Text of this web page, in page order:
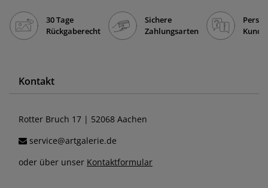
30 Tage
Rückgaberecht
Sichere
Zahlungsarten
Kontakt
Rotter Bruch 17 | 52068 Aachen
service@artgalerie.de
oder über unser Kontaktformular